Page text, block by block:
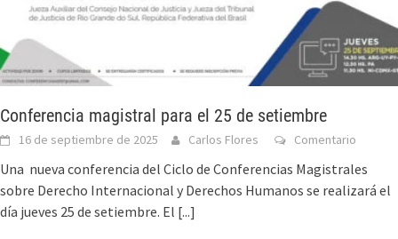
Conferencia magistral para el 25 de setiembre
16 de septiembre de 2025 Carlos Flores Comentario
Una nueva conferencia del Ciclo de Conferencias Magistrales
sobre Derecho Internacional y Derechos Humanos se realizará el
día jueves 25 de setiembre. El [...]